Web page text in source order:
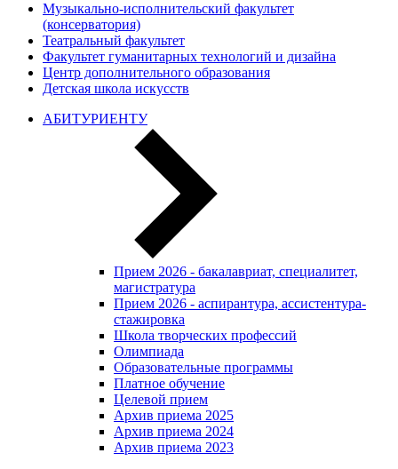
Музыкально-исполнительский факультет
(консерватория)
Театральный факультет
Факультет гуманитарных технологий и дизайна
Центр дополнительного образования
Детская школа искусств
АБИТУРИЕНТУ
Прием 2026 - бакалавриат, специалитет,
магистратура
Прием 2026 - аспирантура, ассистентура-
стажировка
Школа творческих профессий
Олимпиада
Образовательные программы
Платное обучение
Целевой прием
Архив приема 2025
Архив приема 2024
Архив приема 2023